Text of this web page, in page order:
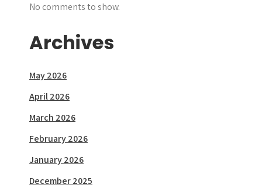
No comments to show.
Archives
May 2026
April 2026
March 2026
February 2026
January 2026
December 2025